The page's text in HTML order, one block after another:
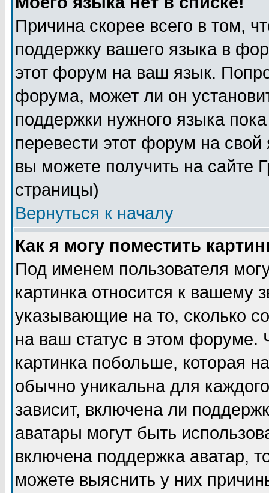
Причина скорее всего в том,
поддержку вашего языка в
этот форум на ваш язык.
форума, может ли он
поддержки нужного языка
перевести этот форум на
вы можете получить на сайте
страницы)
Вернуться к началу
Как я могу поместить
Под именем пользователя
картинка относится к вашему
указывающие на то, сколько
на ваш статус в этом форуме.
картинка побольше, которая
обычно уникальна для
зависит, включена ли
аватары могут быть
включена поддержка аватар,
можете выяснить у них